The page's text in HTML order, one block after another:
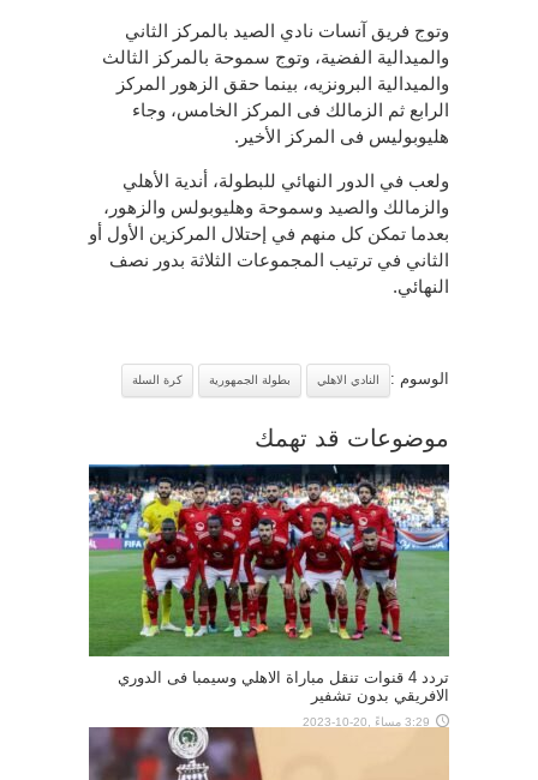
وتوج فريق آنسات نادي الصيد بالمركز الثاني
والميدالية الفضية، وتوج سموحة بالمركز الثالث
والميدالية البرونزيه، بينما حقق الزهور المركز
الرابع ثم الزمالك فى المركز الخامس، وجاء
هليوبوليس فى المركز الأخير.
ولعب في الدور النهائي للبطولة، أندية الأهلي
والزمالك والصيد وسموحة وهليوبولس والزهور،
بعدما تمكن كل منهم في إحتلال المركزين الأول أو
الثاني في ترتيب المجموعات الثلاثة بدور نصف
النهائي.
الوسوم : النادي الاهلي بطولة الجمهورية كرة السلة
موضوعات قد تهمك
تردد 4 قنوات تنقل مباراة الاهلي وسيمبا فى الدوري
الافريقي بدون تشفير
3:29 مساءً ,20-10-2023